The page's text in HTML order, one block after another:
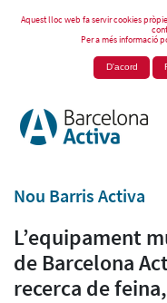
Aquest lloc web fa servir cookies
Per a més informació
D'acord
Nou Barris Activa
L’equipament
de Barcelona
recerca de